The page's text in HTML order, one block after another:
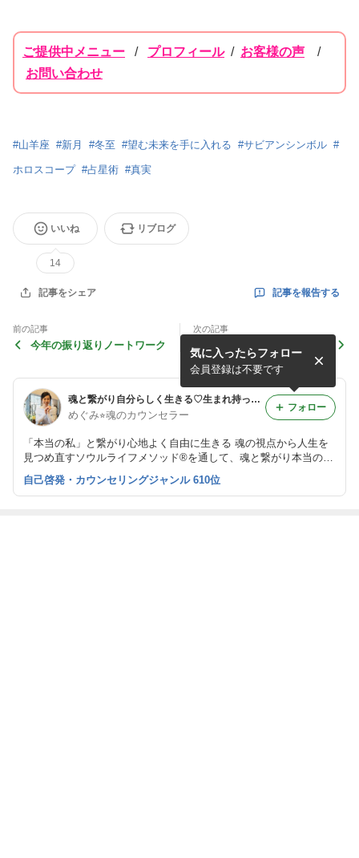
ご提供中メニュー / プロフィール/ お客様の声 /
お問い合わせ
#山羊座 #新月 #冬至 #望む未来を手に入れる #サビアンシンボル #
ホロスコープ #占星術 #真実
いいね
14
リブログ
記事をシェア 記事を報告する
前の記事
今年の振り返りノートワーク
次の記事
【12/8双子座満月】自分軸を
整えて新しいステージへ向か
いましょう
魂と繋がり自分らしく生きる♡生まれ持った魅力を引き出す方法
めぐみ⭐︎魂のカウンセラー
「本当の私」と繋がり心地よく自由に生きる 魂の視点から人生を
見つめ直すソウルライフメソッド®︎を通して、魂と繋がり本当の自
分を生きる方法をお伝えしています。
気に入ったらフォロー
会員登録は不要です
フォロー
自己啓発・カウンセリングジャンル 610位